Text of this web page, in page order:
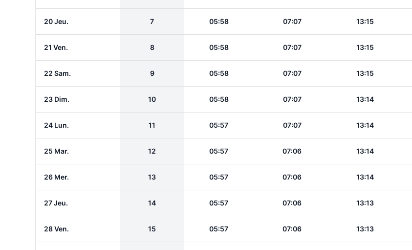
20 Jeu. 7 05:58 07:07 13:15
21 Ven. 8 05:58 07:07 13:15
22 Sam. 9 05:58 07:07 13:15
23 Dim. 10 05:58 07:07 13:14
24 Lun. 11 05:57 07:07 13:14
25 Mar. 12 05:57 07:06 13:14
26 Mer. 13 05:57 07:06 13:14
27 Jeu. 14 05:57 07:06 13:13
28 Ven. 15 05:57 07:06 13:13